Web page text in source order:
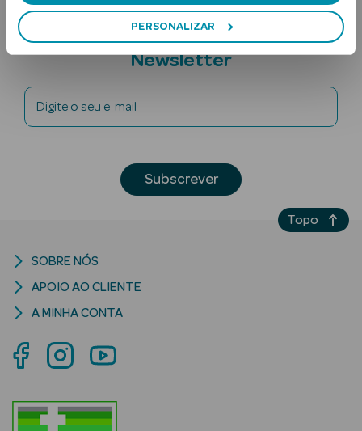
PERSONALIZAR
Lábios
Solares Bebé e
Criança
Subscreva a
Newsletter
Digite o seu e-mail
Subscrever
SOBRE NÓS
APOIO AO CLIENTE
A MINHA CONTA
Topo